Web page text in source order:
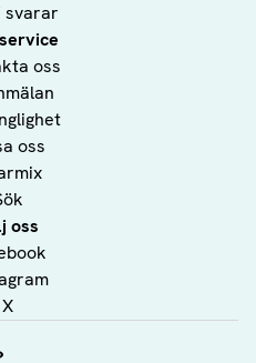
svarar
oss
oss
oss
X